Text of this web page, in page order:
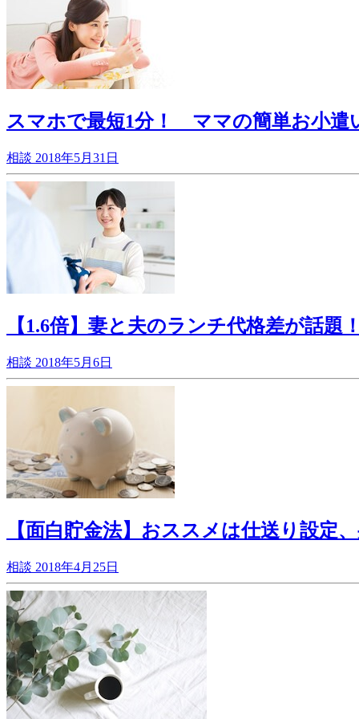
スマホで最短1分！ ママの簡単お小遣
相談 2018年5月31日
【1.6倍】妻と夫のランチ代格差が話題！
相談 2018年5月6日
【面白貯金法】おススメは仕送り設定
相談 2018年4月25日